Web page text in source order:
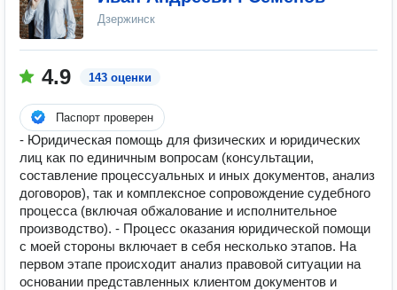
Дзержинск
4.9 143 оценки
Паспорт проверен
- Юридическая помощь для физических и юридических
лиц как по единичным вопросам (консультации,
составление процессуальных и иных документов, анализ
договоров), так и комплексное сопровождение судебного
процесса (включая обжалование и исполнительное
производство). - Процесс оказания юридической помощи
с моей стороны включает в себя несколько этапов. На
первом этапе происходит анализ правовой ситуации на
основании представленных клиентом документов и